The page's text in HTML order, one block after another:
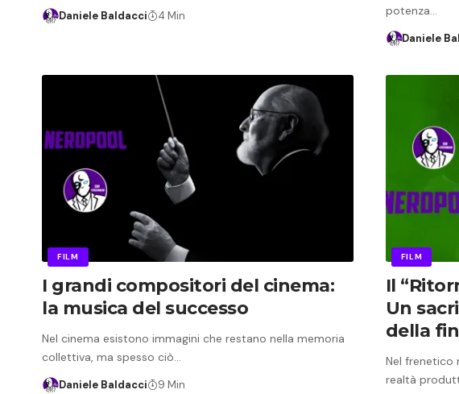
Daniele Baldacci 4 Min
potenza…
Daniele
FILM
I grandi compositori del cinema:
la musica del successo
Nel cinema esistono immagini che restano nella memoria
collettiva, ma spesso ciò…
Daniele Baldacci 9 Min
FILM
Il
Un
della
Nel frenetico
realtà